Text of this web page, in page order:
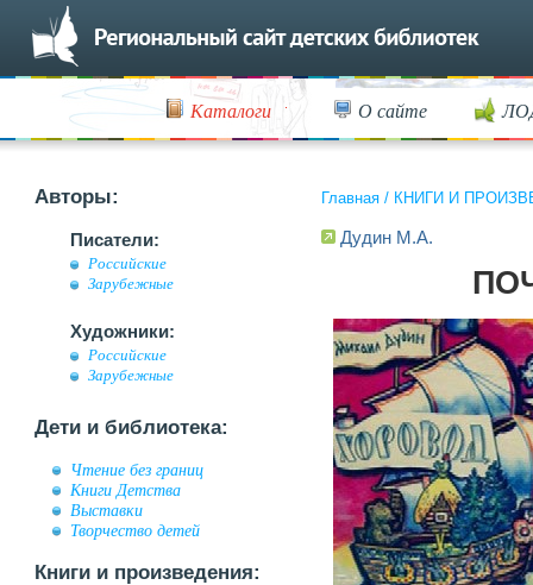
Каталоги О сайте
Авторы:
Писатели:
Российские
Зарубежные
Художники:
Российские
Зарубежные
Дети и библиотека:
Чтение без границ
Книги Детства
Выставки
Творчество детей
Книги и произведения:
Главная / КНИГИ И
Дудин М.А.